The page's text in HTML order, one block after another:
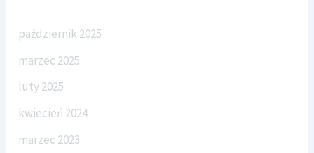
październik 2025
marzec 2025
luty 2025
kwiecień 2024
marzec 2023